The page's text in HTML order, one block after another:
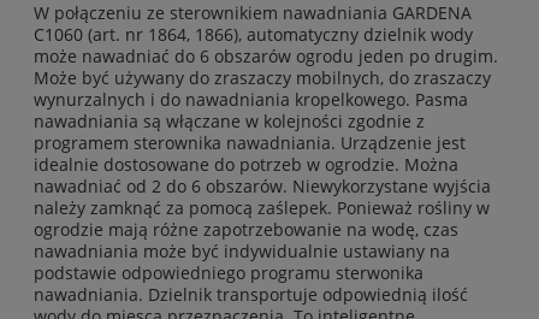
W połączeniu ze sterownikiem nawadniania GARDENA
C1060 (art. nr 1864, 1866), automatyczny dzielnik wody
może nawadniać do 6 obszarów ogrodu jeden po drugim.
Może być używany do zraszaczy mobilnych, do zraszaczy
wynurzalnych i do nawadniania kropelkowego. Pasma
nawadniania są włączane w kolejności zgodnie z
programem sterownika nawadniania. Urządzenie jest
idealnie dostosowane do potrzeb w ogrodzie. Można
nawadniać od 2 do 6 obszarów. Niewykorzystane wyjścia
należy zamknąć za pomocą zaślepek. Ponieważ rośliny w
ogrodzie mają różne zapotrzebowanie na wodę, czas
nawadniania może być indywidualnie ustawiany na
podstawie odpowiedniego programu sterwonika
nawadniania. Dzielnik transportuje odpowiednią ilość